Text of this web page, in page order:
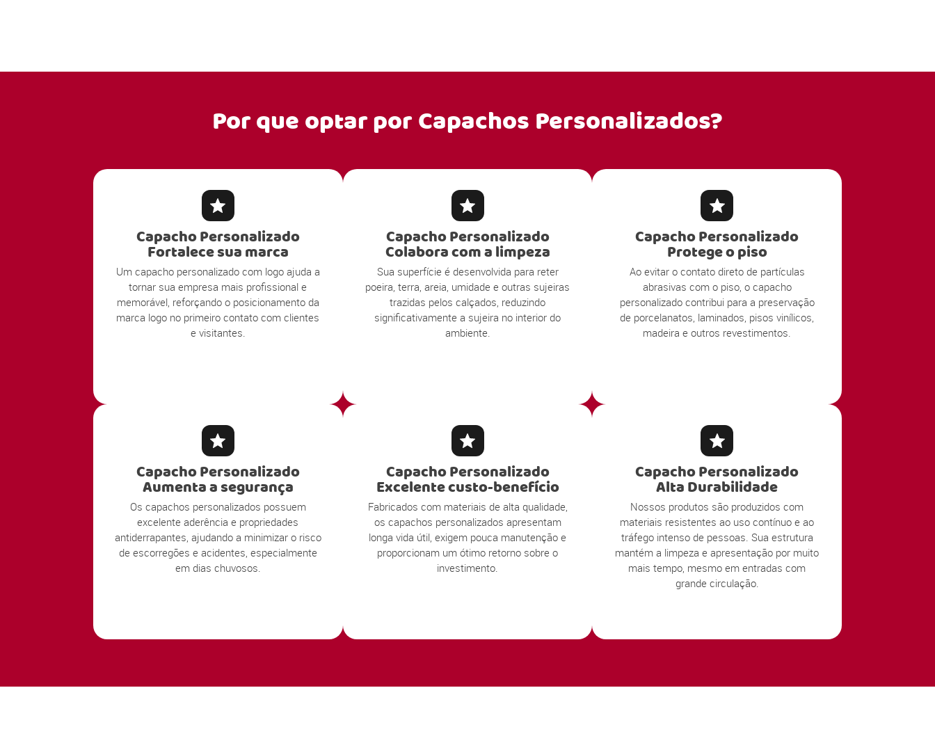
Por que optar porCapachos Personalizados?
Capacho Personalizado
Fortalece sua marca
Um capacho personalizado com logo ajuda a
tornar sua empresa mais profissional e
memorável, reforçando o posicionamento da
marca logo no primeiro contato com clientes
e visitantes.
Capacho Personalizado
Colabora com a limpeza
Sua superfície é desenvolvida para reter
poeira, terra, areia, umidade e outras sujeiras
trazidas pelos calçados, reduzindo
significativamente a sujeira no interior do
ambiente.
Capacho Personalizado
Protege o piso
Ao evitar o contato direto de partículas
abrasivas com o piso, o capacho
personalizado contribui para a preservação
de porcelanatos, laminados, pisos vinílicos,
madeira e outros revestimentos.
Capacho Personalizado
Aumenta a segurança
Os capachos personalizados possuem
excelente aderência e propriedades
antiderrapantes, ajudando a minimizar o risco
de escorregões e acidentes, especialmente
em dias chuvosos.
Capacho Personalizado
Excelente custo-benefício
Fabricados com materiais de alta qualidade,
os capachos personalizados apresentam
longa vida útil, exigem pouca manutenção e
proporcionam um ótimo retorno sobre o
investimento.
Capacho Personalizado
Alta Durabilidade
Nossos produtos são produzidos com
materiais resistentes ao uso contínuo e ao
tráfego intenso de pessoas. Sua estrutura
mantém a limpeza e apresentação por muito
mais tempo, mesmo em entradas com
grande circulação.